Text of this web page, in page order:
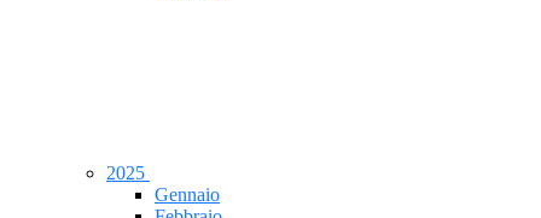
2025
Gennaio